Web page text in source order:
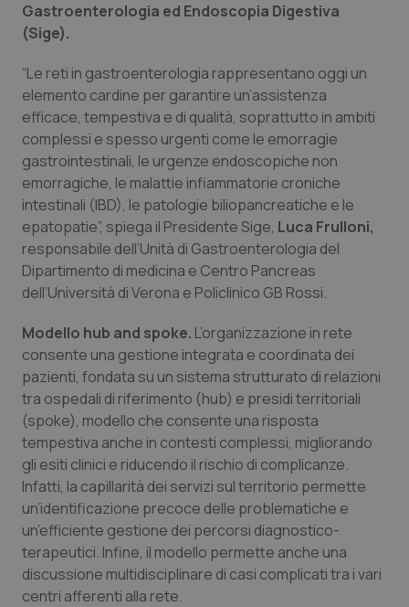
Calabria
Campania
Emilia-Romagna
Friuli Venezia Giulia
Lazio
Liguria
Marche
Molise
Piemonte
Provincia Autonoma di Bolzano
Provincia Autonoma di Trento
Puglia
Asma & BPCO
Car-T
Colesterolo & coronaropatie
Dermatite Atopica
Diabete & glucometri
Disturbi dell’umore
Donna & Salute
Epatiti
HIV
Infezioni & Febbre
Ipertensione & Scompenso
Malattie rare
Gastroenterologia ed Endoscopia Digestiva
(Sige).
“Le reti in gastroenterologia rappresentano oggi un
elemento cardine per garantire un’assistenza
efficace, tempestiva e di qualità, soprattutto in ambiti
complessi e spesso urgenti come le emorragie
gastrointestinali, le urgenze endoscopiche non
emorragiche, le malattie infiammatorie croniche
intestinali (IBD), le patologie biliopancreatiche e le
epatopatie”, spiega il Presidente Sige, Luca Frulloni,
responsabile dell’Unità di Gastroenterologia del
Dipartimento di medicina e Centro Pancreas
dell’Università di Verona e Policlinico GB Rossi.
Modello hub and spoke. L’organizzazione in rete
consente una gestione integrata e coordinata dei
pazienti, fondata su un sistema strutturato di relazioni
tra ospedali di riferimento (hub) e presidi territoriali
(spoke), modello che consente una risposta
tempestiva anche in contesti complessi, migliorando
gli esiti clinici e riducendo il rischio di complicanze.
Infatti, la capillarità dei servizi sul territorio permette
un’identificazione precoce delle problematiche e
un’efficiente gestione dei percorsi diagnostico-
terapeutici. Infine, il modello permette anche una
discussione multidisciplinare di casi complicati tra i vari
centri afferenti alla rete.